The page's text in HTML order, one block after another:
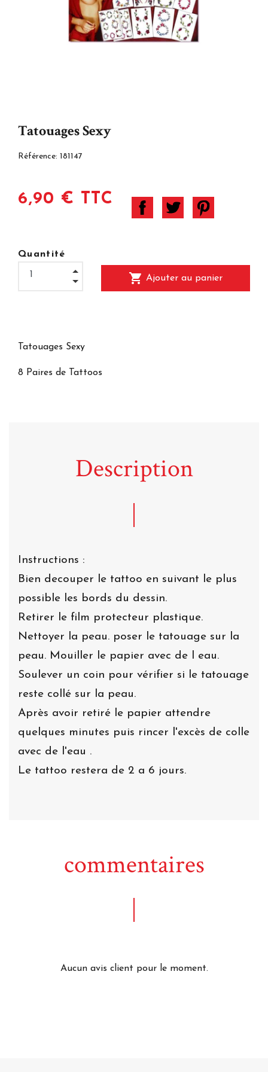
Tatouages Sexy
Référence: 181147
6,90 € TTC
Quantité
shopping_cart Ajouter au panier
Tatouages Sexy
8 Paires de Tattoos
Description
Instructions :
Bien decouper le tattoo en suivant le plus
possible les bords du dessin.
Retirer le film protecteur plastique.
Nettoyer la peau. poser le tatouage sur la
peau. Mouiller le papier avec de l eau.
Soulever un coin pour vérifier si le tatouage
reste collé sur la peau.
Après avoir retiré le papier attendre
quelques minutes puis rincer l'excès de colle
avec de l'eau .
Le tattoo restera de 2 a 6 jours.
commentaires
Aucun avis client pour le moment.